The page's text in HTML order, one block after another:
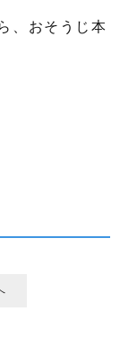
、おそうじ本